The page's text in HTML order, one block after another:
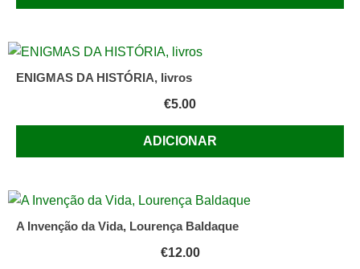
ENIGMAS DA HISTÓRIA, livros
€5.00
ADICIONAR
A Invenção da Vida, Lourença Baldaque
€12.00